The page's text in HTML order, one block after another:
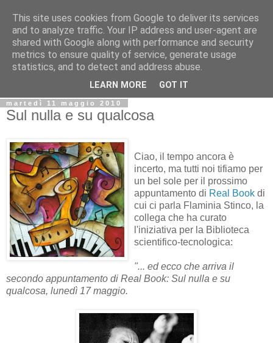
Biblio@rti in
Il Blog della Biblioteca di Area delle arti per condividere
informazioni iniziative incontri
martedì 11 maggio 2010
Sul nulla e su qualcosa
Ciao, il tempo ancora è
incerto, ma tutti noi tifiamo per
un bel sole per il prossimo
appuntamento di Real Book di
cui ci parla Flaminia Stinco, la
collega che ha curato
l'iniziativa per la Biblioteca
scientifico-tecnologica:
"... ed ecco che arriva il
secondo appuntamento di Real Book: Sul nulla e su
qualcosa, lunedì 17 maggio.
This site uses cookies from Google to deliver its services
and to analyze traffic. Your IP address and user-agent are
shared with Google along with performance and security
metrics to ensure quality of service, generate usage
statistics, and to detect and address abuse.
LEARN MORE GOT IT